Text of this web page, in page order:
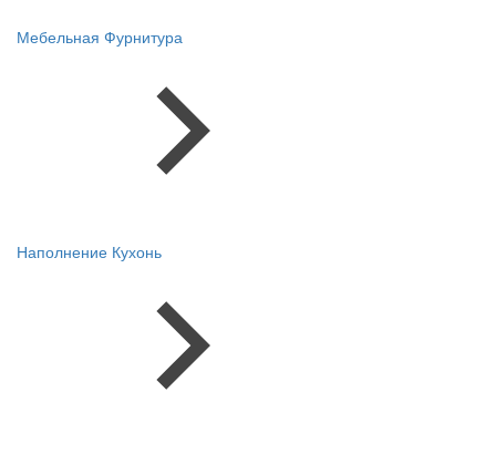
Мебельная Фурнитура
Наполнение Кухонь